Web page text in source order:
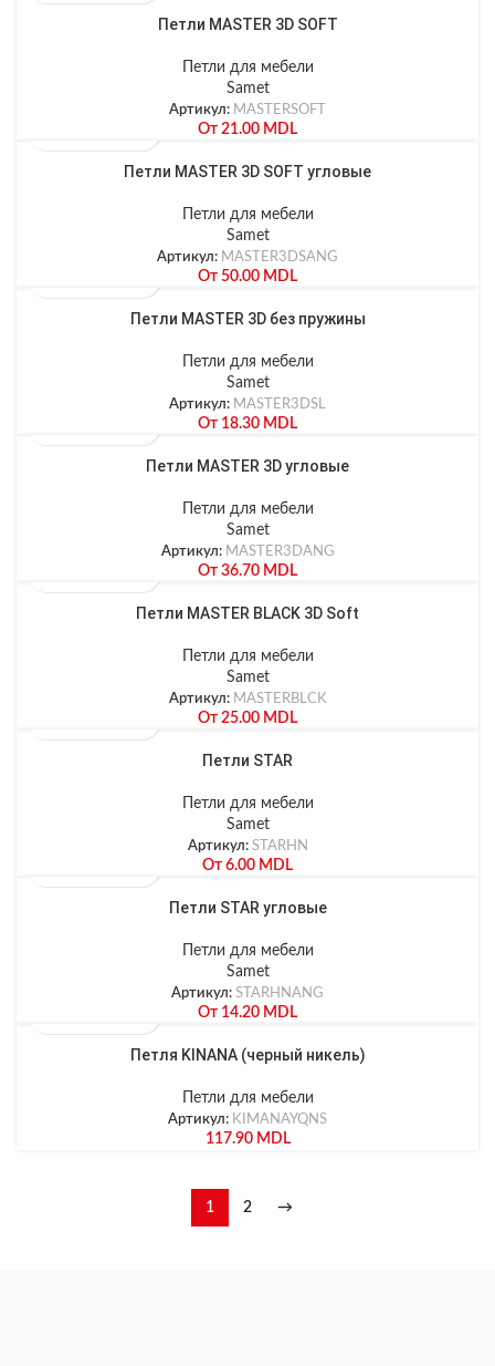
Петли MASTER 3D SOFT
Петли для мебели
Samet
Артикул: MASTERSOFT
От 21.00 MDL
Петли MASTER 3D SOFT угловые
Петли для мебели
Samet
Артикул: MASTER3DSANG
От 50.00 MDL
Петли MASTER 3D без пружины
Петли для мебели
Samet
Артикул: MASTER3DSL
От 18.30 MDL
Петли MASTER 3D угловые
Петли для мебели
Samet
Артикул: MASTER3DANG
От 36.70 MDL
Петли MASTER BLACK 3D Soft
Петли для мебели
Samet
Артикул: MASTERBLCK
От 25.00 MDL
Петли STAR
Петли для мебели
Samet
Артикул: STARHN
От 6.00 MDL
Петли STAR угловые
Петли для мебели
Samet
Артикул: STARHNANG
От 14.20 MDL
Петля KINANA (черный никель)
Петли для мебели
Артикул: KIMANAYQNS
117.90 MDL
1 2 →